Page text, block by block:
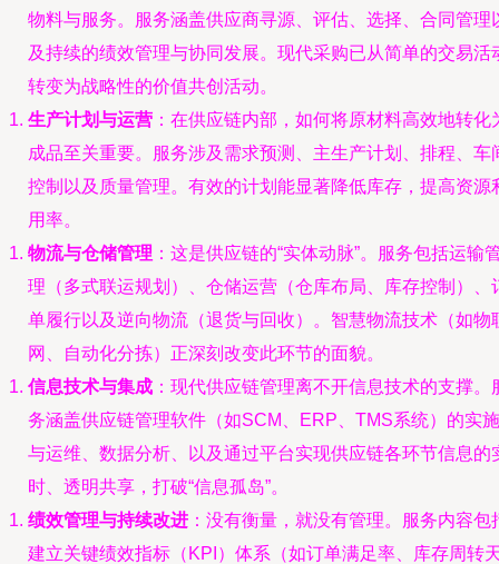
物料与服务。服务涵盖供应商寻源、评估、选择、合同管理
及持续的绩效管理与协同发展。现代采购已从简单的交易活
转变为战略性的价值共创活动。
生产计划与运营 ：在供应链内部，如何将原材料高效地转化
成品至关重要。服务涉及需求预测、主生产计划、排程、车
控制以及质量管理。有效的计划能显著降低库存，提高资源
用率。
物流与仓储管理 ：这是供应链的“实体动脉”。服务包括运输
理（多式联运规划）、仓储运营（仓库布局、库存控制）、
单履行以及逆向物流（退货与回收）。智慧物流技术（如物
网、自动化分拣）正深刻改变此环节的面貌。
信息技术与集成 ：现代供应链管理离不开信息技术的支撑。
务涵盖供应链管理软件（如SCM、ERP、TMS系统）的实施
与运维、数据分析、以及通过平台实现供应链各环节信息的
时、透明共享，打破“信息孤岛”。
绩效管理与持续改进 ：没有衡量，就没有管理。服务内容包
建立关键绩效指标（KPI）体系（如订单满足率、库存周转